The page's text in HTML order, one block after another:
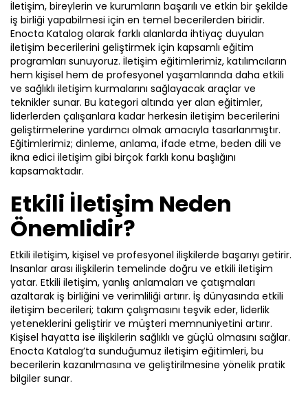
Mesleki Beceriler
Farklı Türde Eğitimler
Her Yıl %20 İçerik Artışı
Güvenilir İçerik Ortakları
Çevrimiçi Katalog ile Hibrit Kurgu
Hazır İletişim Planı ve Materyalleri
Özel Oyunlaştırma Kurguları
Gelişim Yolculukları
Liderlik Becerileri
İletişim, bireylerin ve kurumların başarılı ve etkin bir şekilde
iş birliği yapabilmesi için en temel becerilerden biridir.
Enocta Katalog olarak farklı alanlarda ihtiyaç duyulan
iletişim becerilerini geliştirmek için kapsamlı eğitim
programları sunuyoruz. İletişim eğitimlerimiz, katılımcıların
hem kişisel hem de profesyonel yaşamlarında daha etkili
ve sağlıklı iletişim kurmalarını sağlayacak araçlar ve
teknikler sunar. Bu kategori altında yer alan eğitimler,
liderlerden çalışanlara kadar herkesin iletişim becerilerini
geliştirmelerine yardımcı olmak amacıyla tasarlanmıştır.
Eğitimlerimiz; dinleme, anlama, ifade etme, beden dili ve
ikna edici iletişim gibi birçok farklı konu başlığını
kapsamaktadır.
Etkili İletişim Neden
Önemlidir?
Etkili iletişim, kişisel ve profesyonel ilişkilerde başarıyı getirir.
İnsanlar arası ilişkilerin temelinde doğru ve etkili iletişim
yatar. Etkili iletişim, yanlış anlamaları ve çatışmaları
azaltarak iş birliğini ve verimliliği artırır. İş dünyasında etkili
iletişim becerileri; takım çalışmasını teşvik eder, liderlik
yeteneklerini geliştirir ve müşteri memnuniyetini artırır.
Kişisel hayatta ise ilişkilerin sağlıklı ve güçlü olmasını sağlar.
Enocta Katalog’ta sunduğumuz iletişim eğitimleri, bu
becerilerin kazanılmasına ve geliştirilmesine yönelik pratik
bilgiler sunar.
Premium
Basic Katalog içerisindeki eğitimlere ek
olarak, hazır öğrenme deneyimleri
haline getirdiğimiz gelişim yolculukları;
liderlik eğitimleri ve yenilikçi öğrenme
yöntemleri ile hazırlanmış eğitimleri
kapsar.
Teklif Listeme Ekle